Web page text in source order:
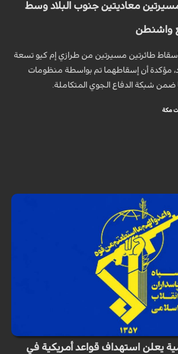
معاديتين جنوب البلاد وسط
واشنطن
إسقاط طائرتين مسيرتين من طرازي إم كيو تسعة
مؤكدة أن إسقاطهما تم بواسطة منظومات
ضمن شبكة الدفاع الجوي المتكاملة.
يعلن استهداف قواعد أمريكية في